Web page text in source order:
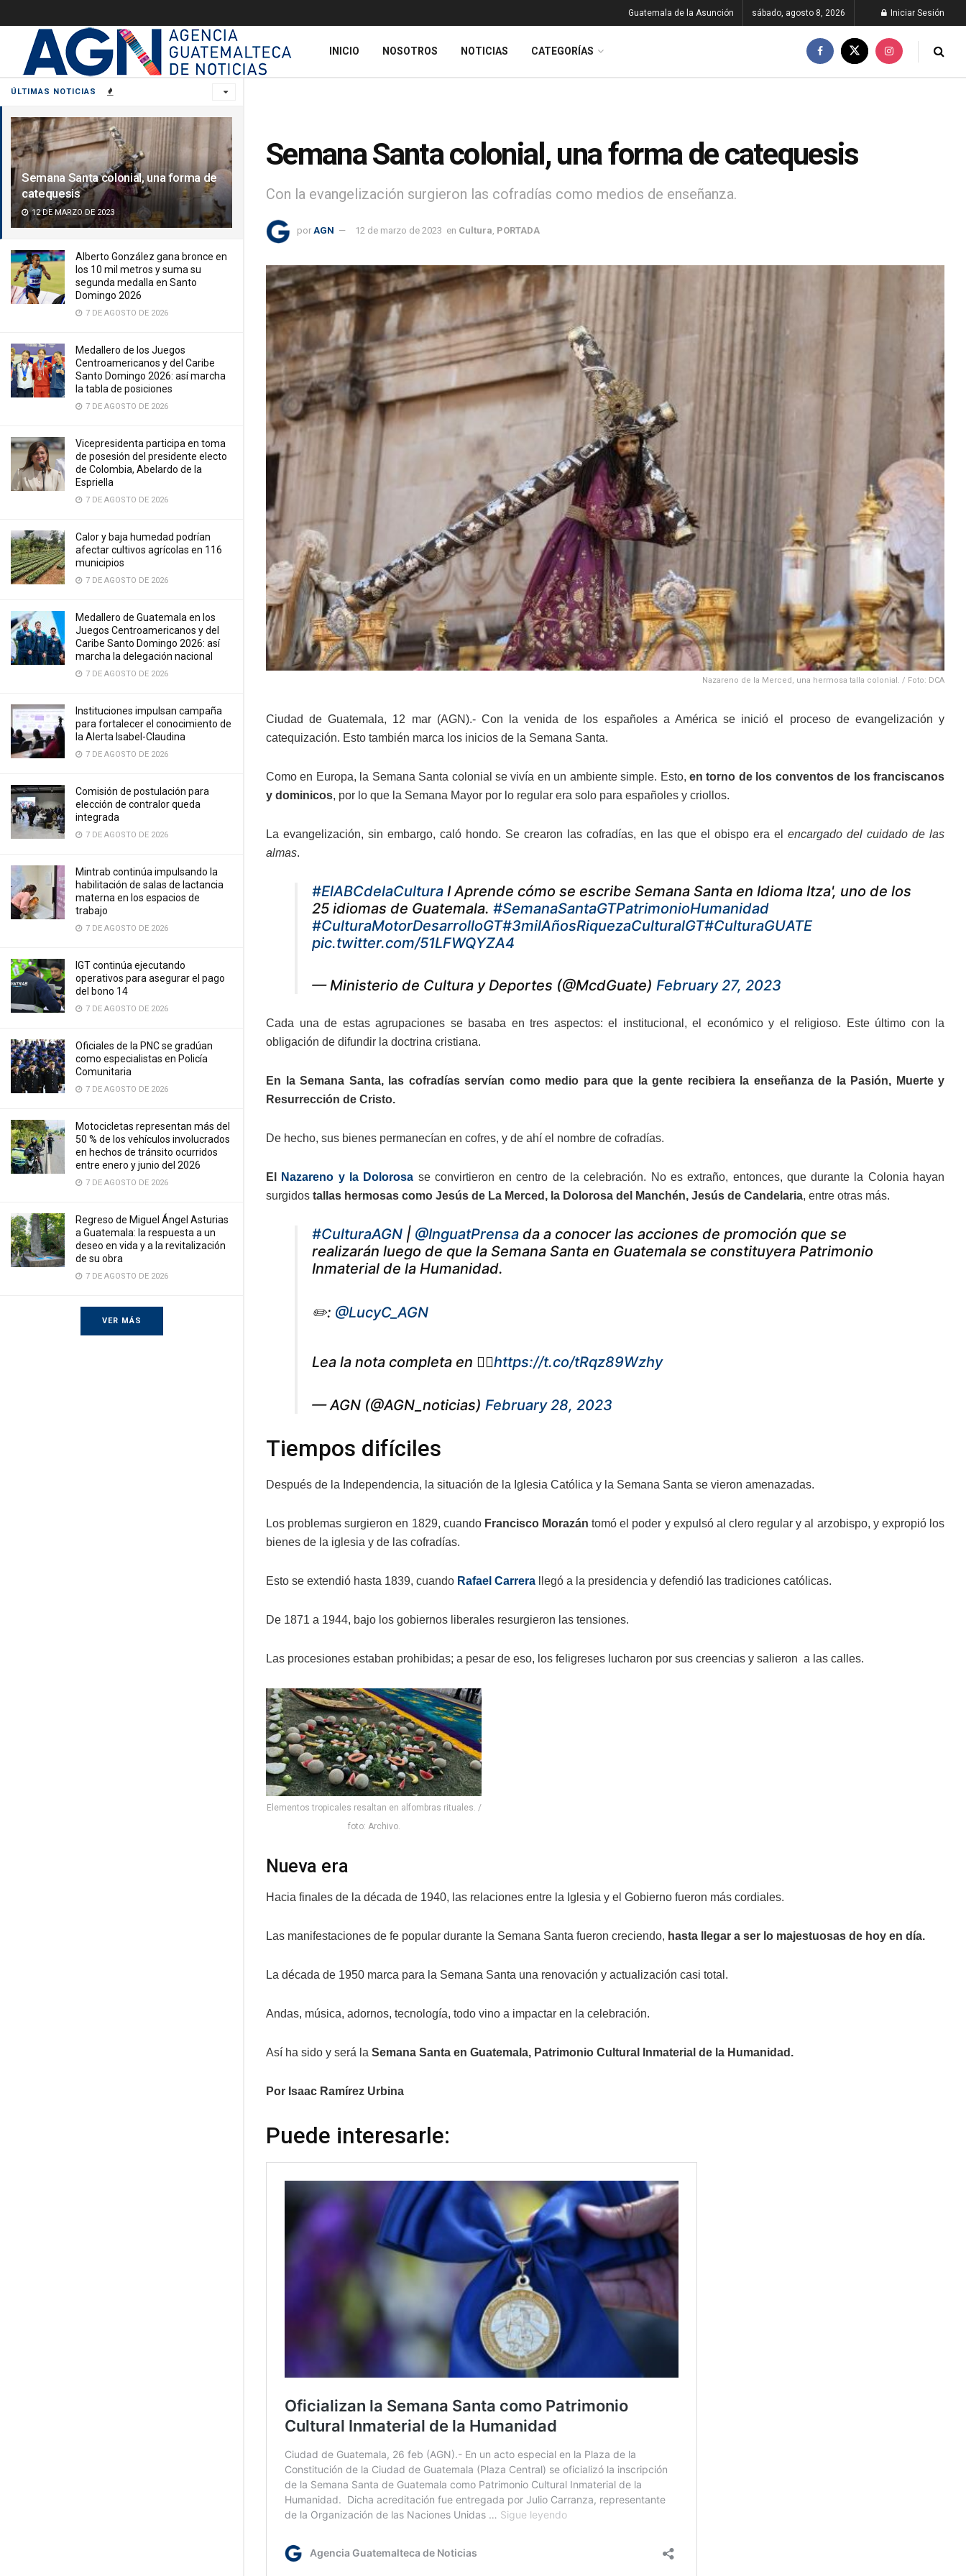
ÚLTIMAS NOTICIAS
Semana Santa colonial, una forma de
catequesis
12 DE MARZO DE 2023
Alberto González gana bronce en
los 10 mil metros y suma su
segunda medalla en Santo
Domingo 2026
7 DE AGOSTO DE 2026
Medallero de los Juegos
Centroamericanos y del Caribe
Santo Domingo 2026: así marcha
la tabla de posiciones
7 DE AGOSTO DE 2026
Vicepresidenta participa en toma
de posesión del presidente electo
de Colombia, Abelardo de la
Espriella
7 DE AGOSTO DE 2026
Calor y baja humedad podrían
afectar cultivos agrícolas en 116
municipios
7 DE AGOSTO DE 2026
Medallero de Guatemala en los
Juegos Centroamericanos y del
Caribe Santo Domingo 2026: así
marcha la delegación nacional
7 DE AGOSTO DE 2026
Instituciones impulsan campaña
para fortalecer el conocimiento de
la Alerta Isabel-Claudina
7 DE AGOSTO DE 2026
Comisión de postulación para
elección de contralor queda
integrada
7 DE AGOSTO DE 2026
Mintrab continúa impulsando la
habilitación de salas de lactancia
materna en los espacios de
trabajo
7 DE AGOSTO DE 2026
IGT continúa ejecutando
operativos para asegurar el pago
del bono 14
7 DE AGOSTO DE 2026
Oficiales de la PNC se gradúan
como especialistas en Policía
Comunitaria
7 DE AGOSTO DE 2026
Motocicletas representan más del
50 % de los vehículos involucrados
en hechos de tránsito ocurridos
entre enero y junio del 2026
7 DE AGOSTO DE 2026
Regreso de Miguel Ángel Asturias
a Guatemala: la respuesta a un
deseo en vida y a la revitalización
de su obra
7 DE AGOSTO DE 2026
VER MÁS
Guatemala de la Asunción sábado, agosto 8, 2026 Iniciar Sesión
INICIO NOSOTROS NOTICIAS CATEGORÍAS
Semana Santa colonial, una forma de catequesis
Con la evangelización surgieron las cofradías como medios de enseñanza.
por AGN 12 de marzo de 2023 en Cultura PORTADA
Nazareno de la Merced, una hermosa talla colonial. / Foto: DCA
Ciudad de Guatemala, 12 mar (AGN).- Con la venida de los españoles a América se inició el proceso de evangelización y
catequización. Esto también marca los inicios de la Semana Santa.
Como en Europa, la Semana Santa colonial se vivía en un ambiente simple. Esto, en torno de los conventos de los franciscanos
y dominicos, por lo que la Semana Mayor por lo regular era solo para españoles y criollos.
La evangelización, sin embargo, caló hondo. Se crearon las cofradías, en las que el obispo era el encargado del cuidado de las
almas.
#ElABCdelaCultura I Aprende cómo se escribe Semana Santa en Idioma Itza', uno de los
25 idiomas de Guatemala. #SemanaSantaGTPatrimonioHumanidad
#CulturaMotorDesarrolloGT#3milAñosRiquezaCulturalGT#CulturaGUATE
pic.twitter.com/51LFWQYZA4
— Ministerio de Cultura y Deportes (@McdGuate) February 27, 2023
Cada una de estas agrupaciones se basaba en tres aspectos: el institucional, el económico y el religioso. Este último con la
obligación de difundir la doctrina cristiana.
En la Semana Santa, las cofradías servían como medio para que la gente recibiera la enseñanza de la Pasión, Muerte y
Resurrección de Cristo.
De hecho, sus bienes permanecían en cofres, y de ahí el nombre de cofradías.
El Nazareno y la Dolorosa se convirtieron en centro de la celebración. No es extraño, entonces, que durante la Colonia hayan
surgidos tallas hermosas como Jesús de La Merced, la Dolorosa del Manchén, Jesús de Candelaria, entre otras más.
#CulturaAGN | @InguatPrensa da a conocer las acciones de promoción que se
realizarán luego de que la Semana Santa en Guatemala se constituyera Patrimonio
Inmaterial de la Humanidad.
✏️: @LucyC_AGN
Lea la nota completa en 👇🏽https://t.co/tRqz89Wzhy
— AGN (@AGN_noticias) February 28, 2023
Tiempos difíciles
Después de la Independencia, la situación de la Iglesia Católica y la Semana Santa se vieron amenazadas.
Los problemas surgieron en 1829, cuandoFrancisco Morazán tomó el poder y expulsó al clero regular y al arzobispo, y expropió los
bienes de la iglesia y de las cofradías.
Esto se extendió hasta 1839, cuando Rafael Carrera llegó a la presidencia y defendió las tradiciones católicas.
De 1871 a 1944, bajo los gobiernos liberales resurgieron las tensiones.
Las procesiones estaban prohibidas; a pesar de eso, los feligreses lucharon por sus creencias y salieron a las calles.
Elementos tropicales resaltan en alfombras rituales. /
foto: Archivo.
Nueva era
Hacia finales de la década de 1940, las relaciones entre la Iglesia y el Gobierno fueron más cordiales.
Las manifestaciones de fe popular durante la Semana Santa fueron creciendo, hasta llegar a ser lo majestuosas de hoy en día.
La década de 1950 marca para la Semana Santa una renovación y actualización casi total.
Andas, música, adornos, tecnología, todo vino a impactar en la celebración.
Así ha sido y será la Semana Santa en Guatemala, Patrimonio Cultural Inmaterial de la Humanidad.
Por Isaac Ramírez Urbina
Puede interesarle: